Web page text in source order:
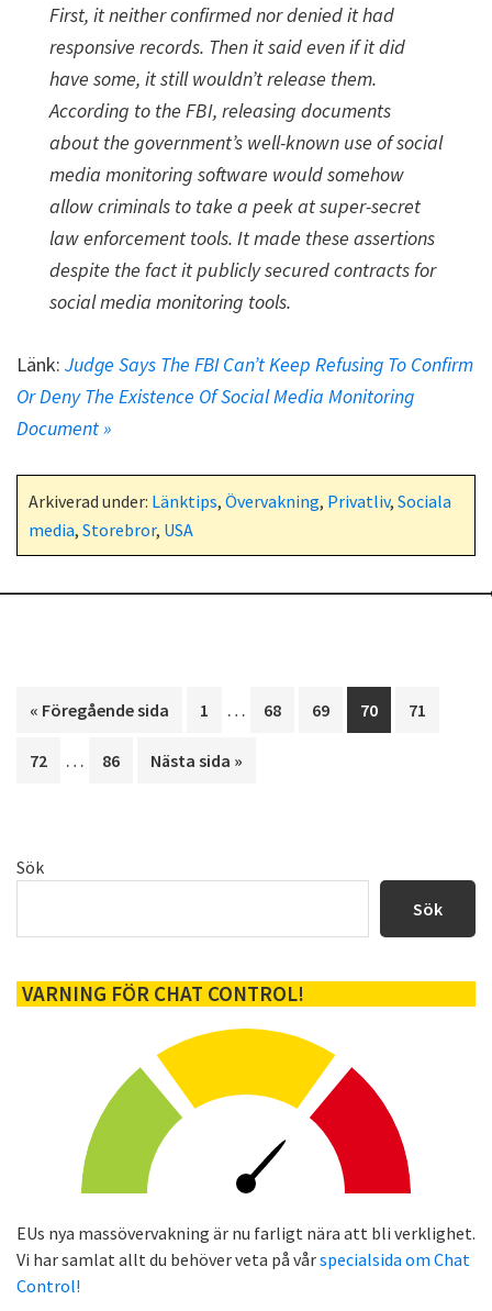
First, it neither confirmed nor denied it had
responsive records. Then it said even if it did
have some, it still wouldn’t release them.
According to the FBI, releasing documents
about the government’s well-known use of social
media monitoring software would somehow
allow criminals to take a peek at super-secret
law enforcement tools. It made these assertions
despite the fact it publicly secured contracts for
social media monitoring tools.
Länk: Judge Says The FBI Can’t Keep Refusing To Confirm
Or Deny The Existence Of Social Media Monitoring
Document »
Arkiverad under: Länktips, Övervakning, Privatliv, Sociala
media, Storebror, USA
« Go
Föregående sida Sida
1
Interimistiska
utelämnas
… Sida
68 Sida
69 Sida
70 Sida
71
Sida
72
Interimistiska
… Sida
86
Go
Nästa sida »
Primärt
Sök
Sök
VARNING FÖR CHAT CONTROL!
EUs nya massövervakning är nu farligt nära att bli verklighet.
Vi har samlat allt du behöver veta på vårspecialsida om Chat
Control!